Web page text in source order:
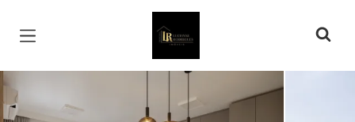
Página inicial